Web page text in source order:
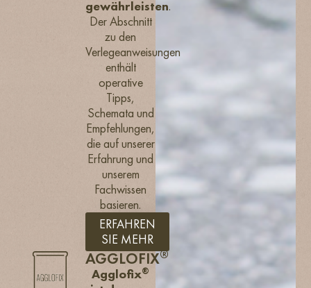
gewährleisten.
Der Abschnitt
zu den
Verlegeanweisungen
enthält
operative
Tipps,
Schemata und
Empfehlungen,
die auf unserer
Erfahrung und
unserem
Fachwissen
basieren.
ERFAHREN
SIE MEHR
AGGLOFIX®
Agglofix®